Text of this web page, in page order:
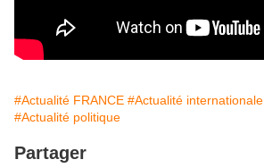
#Actualité FRANCE #Actualité internationale
#Actualité politique
Partager